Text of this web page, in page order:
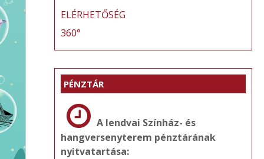
ELÉRHETŐSÉG
360°
PÉNZTÁR
A lendvai Színház- és
hangversenyterem pénztárának
nyitvatartása: